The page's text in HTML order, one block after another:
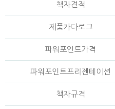
책자견적
제품카다로그
파워포인트가격
파워포인트프리젠테이션
책자규격